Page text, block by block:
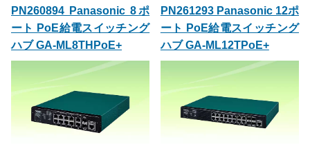
PN260894 Panasonic 8ポ
ート PoE給電スイッチング
ハブ GA-ML8THPoE+
PN261293 Panasonic 12ポ
ート PoE給電スイッチング
ハブ GA-ML12TPoE+